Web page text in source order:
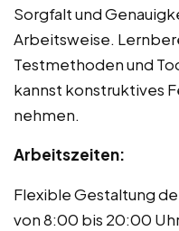
Sorgfalt und
Arbeitsweise.
Testmethoden und
kannst konstruktives
nehmen.
Arbeitszeiten:
Flexible Gestaltung
von 8:00 bis 20:00